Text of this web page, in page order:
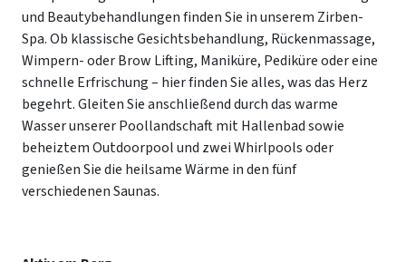
und Beautybehandlungen finden Sie in unserem Zirben-
Spa. Ob klassische Gesichtsbehandlung, Rückenmassage,
Wimpern- oder Brow Lifting, Maniküre, Pediküre oder eine
schnelle Erfrischung – hier finden Sie alles, was das Herz
begehrt. Gleiten Sie anschließend durch das warme
Wasser unserer Poollandschaft mit Hallenbad sowie
beheiztem Outdoorpool und zwei Whirlpools oder
genießen Sie die heilsame Wärme in den fünf
verschiedenen Saunas.